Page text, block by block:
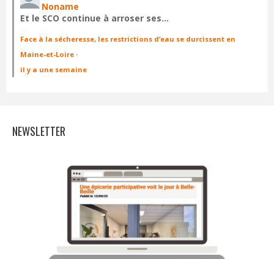
Noname
Et le SCO continue à arroser ses…
Face à la sécheresse, les restrictions d’eau se durcissent en
Maine-et-Loire ·
il y a une semaine
NEWSLETTER